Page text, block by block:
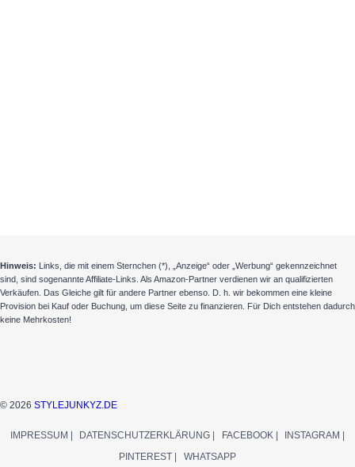
Hinweis: Links, die mit einem Sternchen (*), „Anzeige“ oder „Werbung“ gekennzeichnet
sind, sind sogenannte Affiliate-Links. Als Amazon-Partner verdienen wir an qualifizierten
Verkäufen. Das Gleiche gilt für andere Partner ebenso. D. h. wir bekommen eine kleine
Provision bei Kauf oder Buchung, um diese Seite zu finanzieren. Für Dich entstehen dadurch
keine Mehrkosten!
© 2026 STYLEJUNKYZ.DE
IMPRESSUM | DATENSCHUTZERKLÄRUNG | FACEBOOK |
INSTAGRAM |
PINTEREST |
WHATSAPP